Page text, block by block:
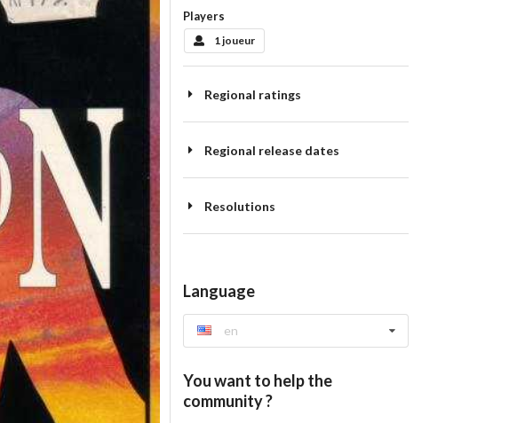
Players
1 joueur
Regional ratings
Regional release dates
Resolutions
Language
en
You want to help the
community ?